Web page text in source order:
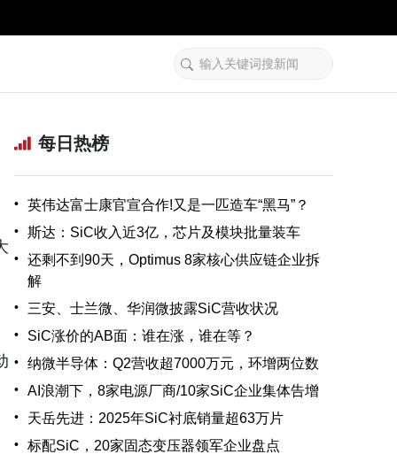
每日热榜
• 英伟达富士康官宣合作!又是一匹造车“黑马”？
• 斯达：SiC收入近3亿，芯片及模块批量装车
•
还剩不到90天，Optimus 8家核心供应链企业拆
解
• 三安、士兰微、华润微披露SiC营收状况
• SiC涨价的AB面：谁在涨，谁在等？
• 纳微半导体：Q2营收超7000万元，环增两位数
• AI浪潮下，8家电源厂商/10家SiC企业集体告增
• 天岳先进：2025年SiC衬底销量超63万片
• 标配SiC，20家固态变压器领军企业盘点